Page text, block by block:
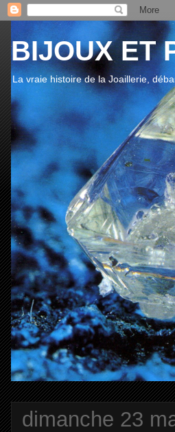
BIJOUX ET
La vraie histoire de la Joaillerie,
dimanche 23